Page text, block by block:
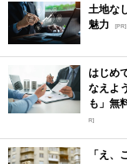
土地な
魅力
[PR]
はじめ
なえよ
も」無
R]
「え、